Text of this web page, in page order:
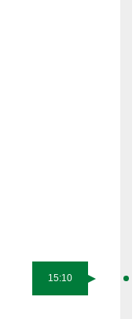
15:10